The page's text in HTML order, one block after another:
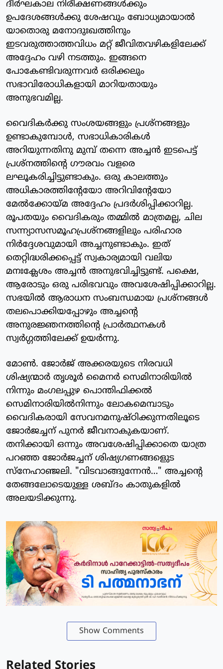
ദീര്‍ഘകാല നിരീക്ഷണങ്ങള്‍ക്കും
ഉപദേശങ്ങള്‍ക്കു ശേഷവും ബോധ്യമായാല്‍
യാതൊരു മനോദുഃഖത്തിനും
ഇടവരുത്താത്തവിധം മറ്റ് ജീവിതവഴികളിലേക്ക്
അദ്ദേഹം വഴി നടത്തും. ഇങ്ങനെ
പോകേണ്ടിവരുന്നവര്‍ ഒരിക്കലും
സഭാവിരോധികളായി മാറിയതായും
അനുഭവമില്ല.
വൈദികര്‍ക്കു സംശയങ്ങളും പ്രശ്‌നങ്ങളും
ഉണ്ടാകുമ്പോള്‍, സഭാധികാരികള്‍
അറിയുന്നതിനു മുമ്പ് തന്നെ അച്ചന്‍ ഇടപെട്ട്
പ്രശ്‌നത്തിന്റെ ഗൗരവം വളരെ
ലഘൂകരിച്ചിട്ടുണ്ടാകും. ഒരു കാലത്തും
അധികാരത്തിന്റേയോ അറിവിന്റേയോ
മേല്‍ക്കോയ്മ അദ്ദേഹം പ്രദര്‍ശിപ്പിക്കാറില്ല.
രൂപതയും വൈദികരും തമ്മില്‍ മാത്രമല്ല, ചില
സന്ന്യാസസമൂഹപ്രശ്‌നങ്ങളിലും പരിഹാര
നിര്‍ദ്ദേശവുമായി അച്ചനുണ്ടാകും. ഇത്
തെറ്റിദ്ധരിക്കപ്പെട്ട് സ്വകാര്യമായി വലിയ
മനഃക്ലേശം അച്ചന്‍ അനുഭവിച്ചിട്ടുണ്ട്. പക്ഷെ,
ആരോടും ഒരു പരിഭവവും അവശേഷിപ്പിക്കാറില്ല.
സഭയില്‍ ആരാധന സംബന്ധമായ പ്രശ്‌നങ്ങള്‍
തലപൊക്കിയപ്പോഴും അച്ചന്റെ
അനുരജ്ഞനത്തിന്റെ പ്രാര്‍ത്ഥനകള്‍
സ്വര്‍ഗ്ഗത്തിലേക്ക് ഉയര്‍ന്നു.
മോണ്‍. ജോര്‍ജ് അക്കരയുടെ നിരവധി
ശിഷ്യന്മാര്‍ തൃശൂര്‍ മൈനര്‍ സെമിനാരിയില്‍
നിന്നും മംഗലപ്പുഴ പൊന്തിഫിക്കല്‍
സെമിനാരിയില്‍നിന്നും ലോകമെമ്പാടും
വൈദികരായി സേവനമനുഷ്ഠിക്കുന്നതിലൂടെ
ജോര്‍ജച്ചന് പുനര്‍ ജീവനാകുകയാണ്.
തനിക്കായി ഒന്നും അവശേഷിപ്പിക്കാതെ യാത്ര
പറഞ്ഞ ജോര്‍ജച്ചന് ശിഷ്യഗണങ്ങളുെട
സ്‌നേഹാഞ്ജലി. "വിടവാങ്ങുന്നേന്‍…" അച്ചന്റെ
തേങ്ങലോടെയുള്ള ശബ്ദം കാതുകളില്‍
അലയടിക്കുന്നു.
Show Comments
Related Stories